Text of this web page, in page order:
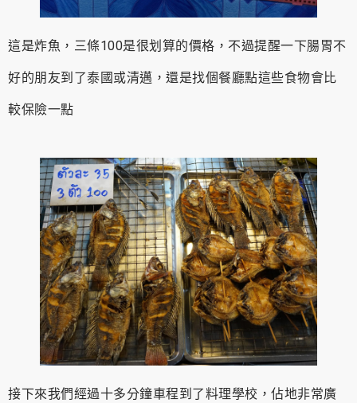
這是炸魚，三條100是很划算的價格，不過提醒一下腸胃不
好的朋友到了泰國或清邁，還是找個餐廳點這些食物會比
較保險一點
接下來我們經過十多分鐘車程到了料理學校，佔地非常廣